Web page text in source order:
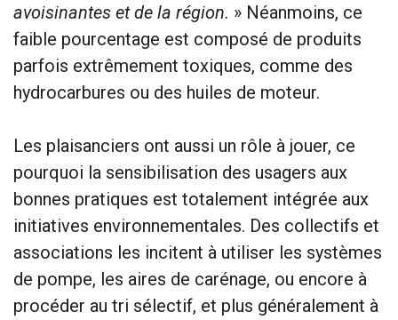
avoisinantes et de la région. » Néanmoins, ce
faible pourcentage est composé de produits
parfois extrêmement toxiques, comme des
hydrocarbures ou des huiles de moteur.
Les plaisanciers ont aussi un rôle à jouer, ce
pourquoi la sensibilisation des usagers aux
bonnes pratiques est totalement intégrée aux
initiatives environnementales. Des collectifs et
associations les incitent à utiliser les systèmes
de pompe, les aires de carénage, ou encore à
procéder au tri sélectif, et plus généralement à